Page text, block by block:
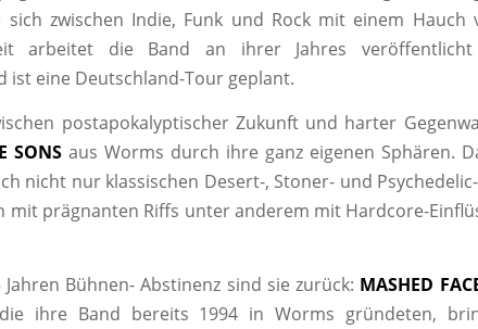
sich zwischen Indie, Funk und Rock mit einem Hauch
arbeitet die Band an ihrer Jahres
ist eine Deutschland-Tour geplant.
postapokalyptischer Zukunft und harter
SONS aus Worms durch ihre ganz eigenen Sphären.
nicht nur klassischen Desert-, Stoner- und
mit prägnanten Riffs unter anderem mit Hardcore-
Bühnen- Abstinenz sind sie zurück: MASHED
ihre Band bereits 1994 in Worms gründeten,